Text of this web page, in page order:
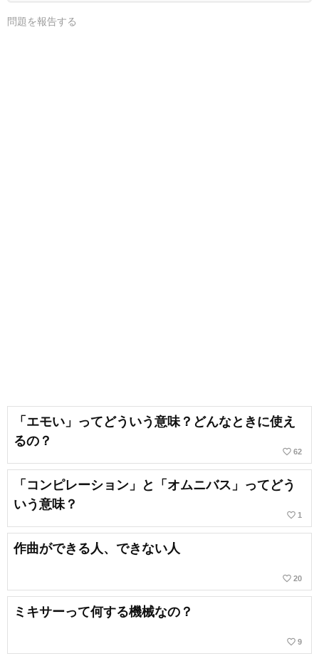
問題を報告する
「エモい」ってどういう意味？どんなときに使え
るの？
favorite_border 62
「コンピレーション」と「オムニバス」ってどう
いう意味？
favorite_border 1
作曲ができる人、できない人
favorite_border 20
ミキサーって何する機械なの？
favorite_border 9